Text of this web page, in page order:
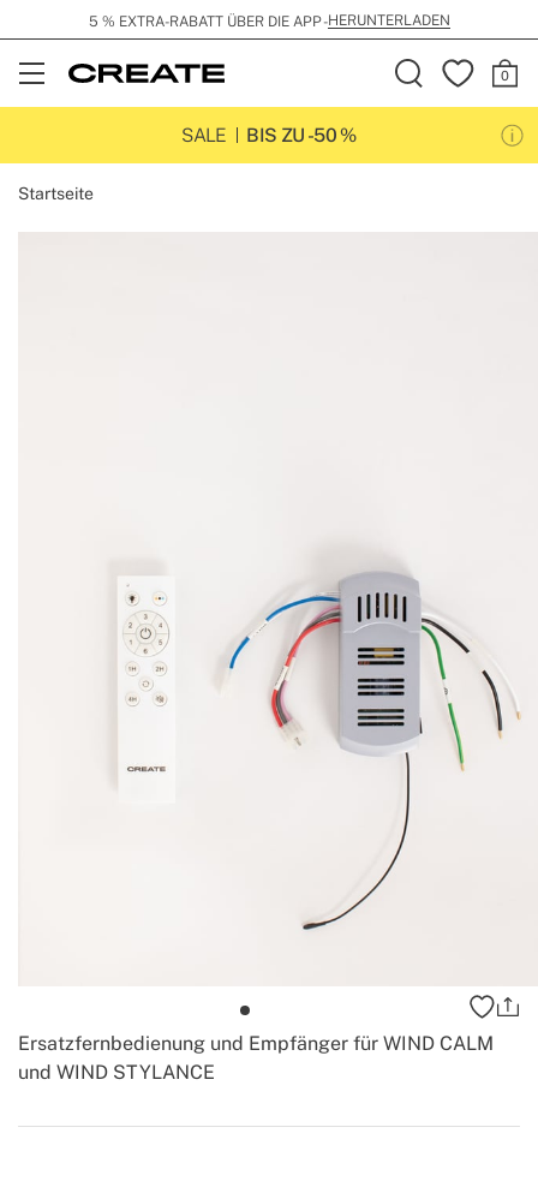
5 % EXTRA-RABATT ÜBER DIE APP -HERUNTERLADEN
Open
Menu
SALE
BIS ZU -50 %
Startseite
Ersatzfernbedienung und Empfänger für WIND CALM
und WIND STYLANCE
Create